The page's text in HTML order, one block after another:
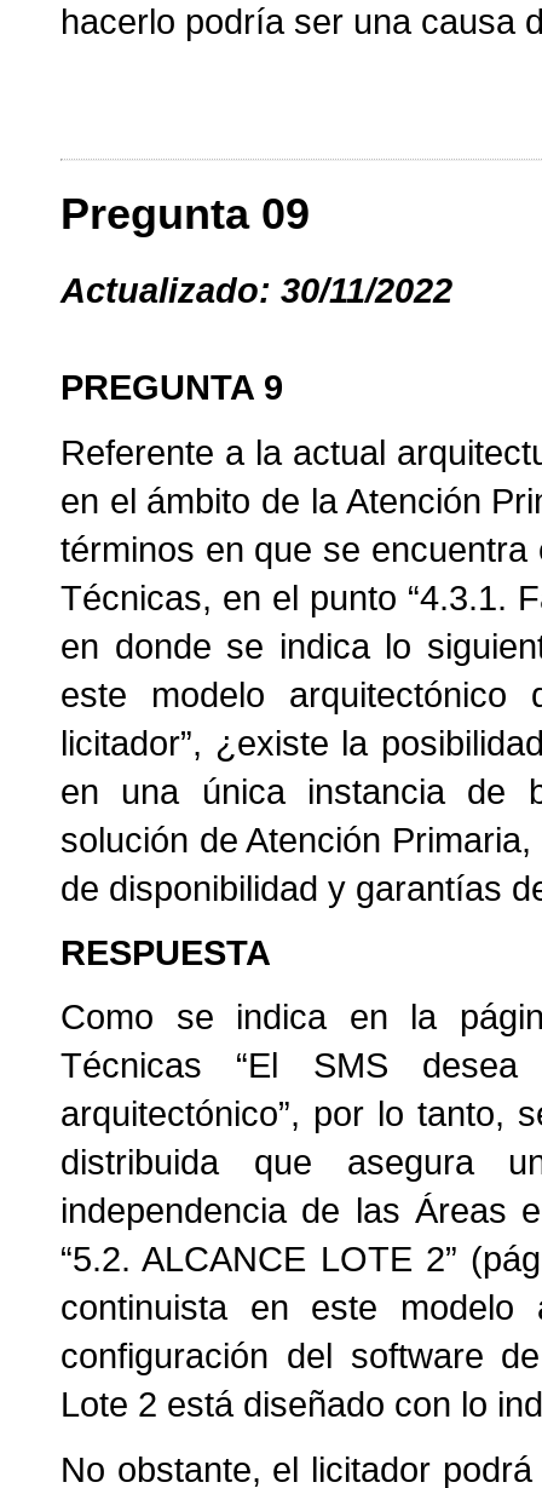
hacerlo podría ser una causa
Pregunta 09
Actualizado: 30/11/2022
PREGUNTA 9
Referente a la actual
en el ámbito de la Atención
términos en que se
Técnicas, en el punto “4.3.1.
en donde se indica lo
este modelo
licitador”, ¿existe la
en una única instancia de
solución de Atención
de disponibilidad y garantías
RESPUESTA
Como se indica en la
Técnicas “El SMS
arquitectónico”, por lo tanto,
distribuida que asegura
independencia de las Áreas
“5.2. ALCANCE LOTE 2”
continuista en este modelo
configuración del software
Lote 2 está diseñado con lo
No obstante, el licitador